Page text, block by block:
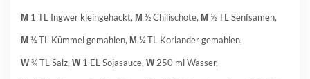
M 1 TL Ingwer kleingehackt, M ½ Chilischote, M ½ TL Senfsamen,
M ¼ TL Kümmel gemahlen, M ¼ TL Koriander gemahlen,
W ¾ TL Salz, W 1 EL Sojasauce, W 250 ml Wasser,